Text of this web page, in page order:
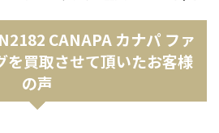
CANAPA カナパ ファ
を買取させて頂いたお客様
の声